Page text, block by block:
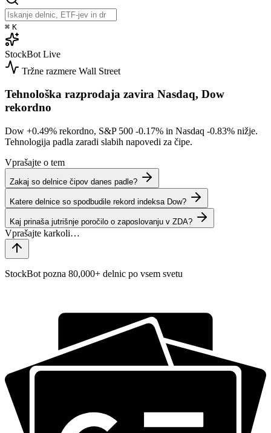
⌘ K
StockBot Live
Tržne razmere Wall Street
Tehnološka razprodaja zavira Nasdaq, Dow
rekordno
Dow +0.49% rekordno, S&P 500 -0.17% in Nasdaq -0.83% nižje.
Tehnologija padla zaradi slabih napovedi za čipe.
Vprašajte o tem
Zakaj so delnice čipov danes padle?
Katere delnice so spodbudile rekord indeksa Dow?
Kaj prinaša jutrišnje poročilo o zaposlovanju v ZDA?
StockBot pozna 80,000+ delnic po vsem svetu